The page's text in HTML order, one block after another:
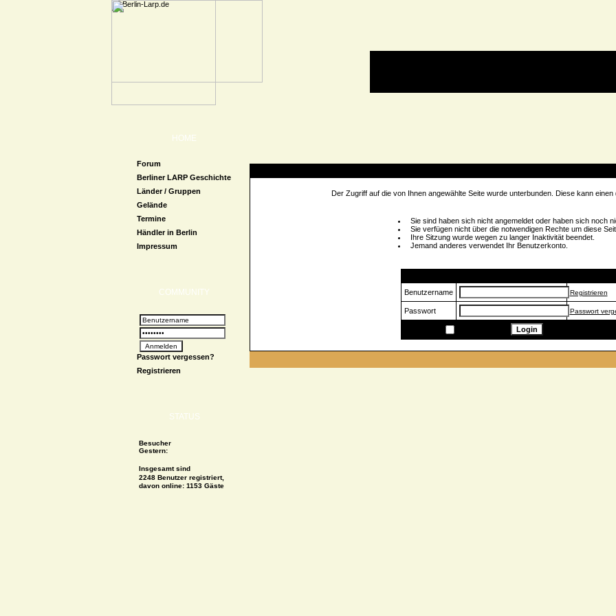
HOME
Forum
Berliner LARP Geschichte
Länder / Gruppen
Gelände
Termine
Händler in Berlin
Impressum
COMMUNITY
Passwort vergessen?
Registrieren
STATUS
Besucher
Gestern:
Insgesamt sind
2248 Benutzer registriert,
davon online: 1153 Gäste
Der Zugriff auf die von Ihnen angewählte Seite wurde unterbunden. Diese kann
Sie sind haben sich nicht angemeldet oder haben sich noch
Sie verfügen nicht über die notwendigen Rechte um diese
Ihre Sitzung wurde wegen zu langer Inaktivität beendet.
Jemand anderes verwendet Ihr Benutzerkonto.
Benutzername Registrieren
Passwort Passwort